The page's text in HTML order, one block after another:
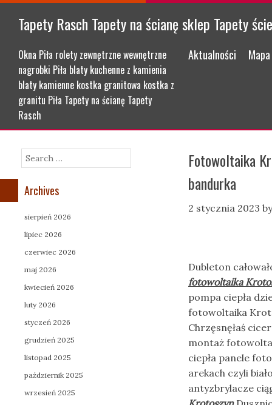
Tapety Rasch Tapety na ścianę sklep Tapety
Okna Piła rolety zewnętrzne wewnętrzne
nagrobki Piła blaty kuchenne z kamienia
blaty kamienne kostka granitowa kostka z
granitu Piła Tapety na ścianę Tapety
Rasch
Menu
Skip to content
Aktualności
Fotowoltaika
bandurka
2 stycznia 2023
Dubleton
fotowoltaika
pompa ciepła
fotowoltaika
Chrzęsnęłaś
montaż
ciepła panele
arekach czyli
antyzbrylacze
Search
Archives
sierpień 2026
lipiec 2026
czerwiec 2026
maj 2026
kwiecień 2026
luty 2026
styczeń 2026
grudzień 2025
listopad 2025
październik 2025
wrzesień 2025